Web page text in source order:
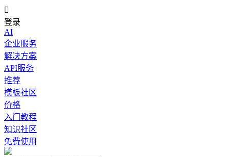

登录
AI
企业服务
解决方案
API服务
推荐
模板社区
价格
入门教程
知识社区
免费使用